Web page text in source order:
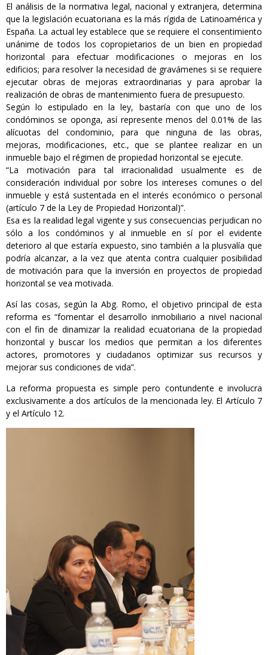
El análisis de la normativa legal, nacional y extranjera, determina
que la legislación ecuatoriana es la más rígida de Latinoamérica y
España. La actual ley establece que se requiere el consentimiento
unánime de todos los copropietarios de un bien en propiedad
horizontal para efectuar modificaciones o mejoras en los
edificios; para resolver la necesidad de gravámenes si se requiere
ejecutar obras de mejoras extraordinarias y para aprobar la
realización de obras de mantenimiento fuera de presupuesto.
Según lo estipulado en la ley, bastaría con que uno de los
condóminos se oponga, así represente menos del 0.01% de las
alícuotas del condominio, para que ninguna de las obras,
mejoras, modificaciones, etc., que se plantee realizar en un
inmueble bajo el régimen de propiedad horizontal se ejecute.
“La motivación para tal irracionalidad usualmente es de
consideración individual por sobre los intereses comunes o del
inmueble y está sustentada en el interés económico o personal
(artículo 7 de la Ley de Propiedad Horizontal)”.
Esa es la realidad legal vigente y sus consecuencias perjudican no
sólo a los condóminos y al inmueble en sí por el evidente
deterioro al que estaría expuesto, sino también a la plusvalía que
podría alcanzar, a la vez que atenta contra cualquier posibilidad
de motivación para que la inversión en proyectos de propiedad
horizontal se vea motivada.
Así las cosas, según la Abg. Romo, el objetivo principal de esta
reforma es “fomentar el desarrollo inmobiliario a nivel nacional
con el fin de dinamizar la realidad ecuatoriana de la propiedad
horizontal y buscar los medios que permitan a los diferentes
actores, promotores y ciudadanos optimizar sus recursos y
mejorar sus condiciones de vida”.
La reforma propuesta es simple pero contundente e involucra
exclusivamente a dos artículos de la mencionada ley. El Artículo 7
y el Artículo 12.